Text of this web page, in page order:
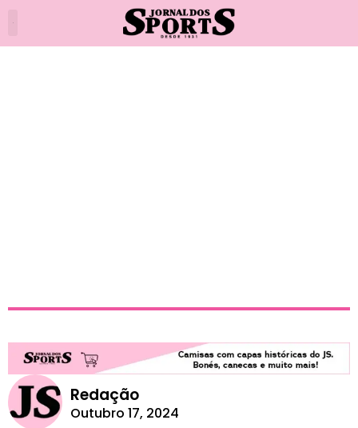
Redação
Outubro 17, 2024